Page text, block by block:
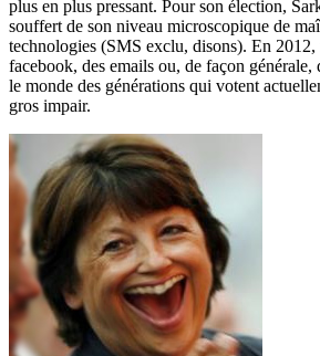
plus en plus pressant. Pour son élection,
souffert de son niveau microscopique de
technologies (SMS exclu, disons). En
facebook, des emails ou, de façon
le monde des générations qui votent
gros impair.